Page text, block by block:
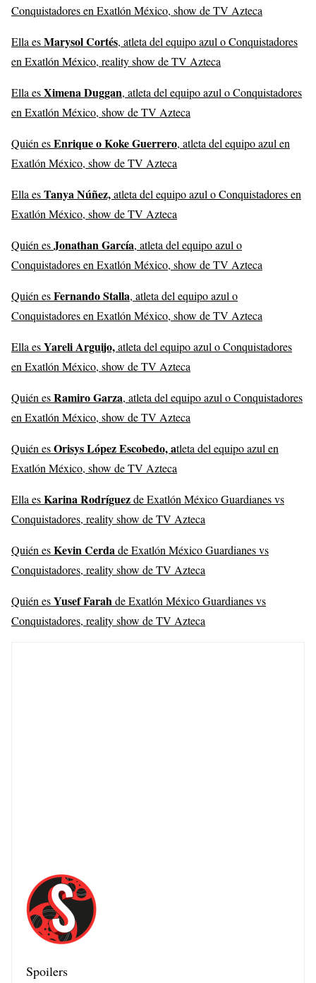
Conquistadores en Exatlón México, show de TV Azteca
Ella esMarysol Cortés, atleta del equipo azul o Conquistadores
en Exatlón México, reality show de TV Azteca
Ella esXimena Duggan, atleta del equipo azul o Conquistadores
en Exatlón México, show de TV Azteca
Quién esEnrique o Koke Guerrero, atleta del equipo azul en
Exatlón México, show de TV Azteca
Ella esTanya Núñez,atleta del equipo azul o Conquistadores en
Exatlón México, show de TV Azteca
Quién esJonathan García, atleta del equipo azul o
Conquistadores en Exatlón México, show de TV Azteca
Quién esFernando Stalla, atleta del equipo azul o
Conquistadores en Exatlón México, show de TV Azteca
Ella esYareli Arguijo,atleta del equipo azul o Conquistadores
en Exatlón México, show de TV Azteca
Quién esRamiro Garza, atleta del equipo azul o Conquistadores
en Exatlón México, show de TV Azteca
Quién esOrisys López Escobedo, atleta del equipo azul en
Exatlón México, show de TV Azteca
Ella esKarina Rodríguezde Exatlón México Guardianes vs
Conquistadores, reality show de TV Azteca
Quién esKevin Cerda de Exatlón México Guardianes vs
Conquistadores, reality show de TV Azteca
Quién esYusef Farah de Exatlón México Guardianes vs
Conquistadores, reality show de TV Azteca
Spoilers